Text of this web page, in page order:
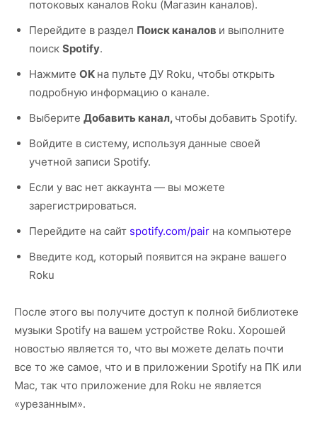
потоковых каналов Roku (Магазин каналов).
Перейдите в раздел Поиск каналов и выполните
поиск Spotify.
Нажмите OK на пульте ДУ Roku, чтобы открыть
подробную информацию о канале.
Выберите Добавить канал, чтобы добавить Spotify.
Войдите в систему, используя данные своей
учетной записи Spotify.
Если у вас нет аккаунта — вы можете
зарегистрироваться.
Перейдите на сайт spotify.com/pair на компьютере
Введите код, который появится на экране вашего
Roku
После этого вы получите доступ к полной библиотеке
музыки Spotify на вашем устройстве Roku. Хорошей
новостью является то, что вы можете делать почти
все то же самое, что и в приложении Spotify на ПК или
Mac, так что приложение для Roku не является
«урезанным».